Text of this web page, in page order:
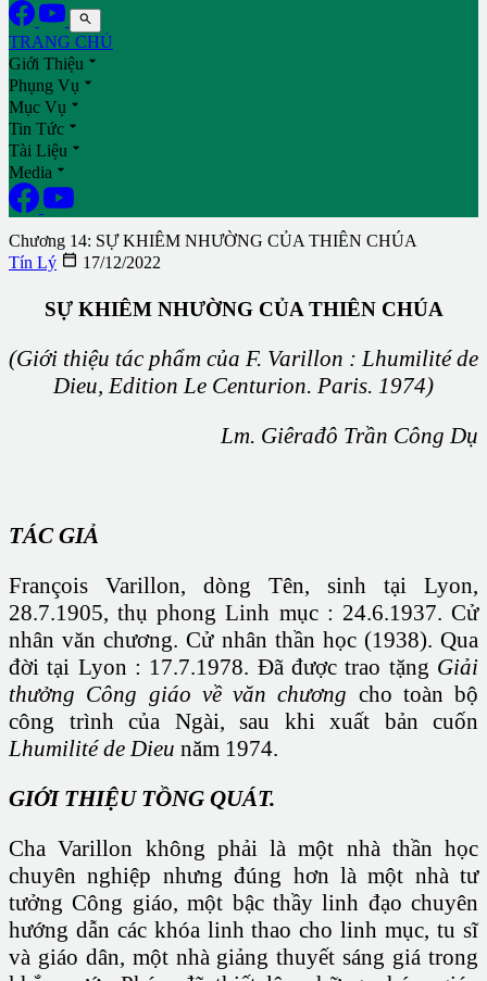

TRANG CHỦ
Giới Thiệu 
Phụng Vụ 
Mục Vụ 
Tin Tức 
Tài Liệu 
Media 
Chương 14: SỰ KHIÊM NHƯỜNG CỦA THIÊN CHÚA
Tín Lý  17/12/2022
SỰ KHIÊM NHƯỜNG CỦA THIÊN CHÚA
(Giới thiệu tác phẩm của F. Varillon : Lhumilité de
Dieu, Edition Le Centurion. Paris. 1974)
Lm. Giêrađô Trần Công Dụ
TÁC GIẢ
François Varillon, dòng Tên, sinh tại Lyon,
28.7.1905, thụ phong Linh mục : 24.6.1937. Cử
nhân văn chương. Cử nhân thần học (1938). Qua
đời tại Lyon : 17.7.1978. Đã được trao tặng Giải
thưởng Công giáo về văn chương cho toàn bộ
công trình của Ngài, sau khi xuất bản cuốn
Lhumilité de Dieu năm 1974.
GIỚI THIỆU TỒNG QUÁT.
Cha Varillon không phải là một nhà thần học
chuyên nghiệp nhưng đúng hơn là một nhà tư
tưởng Công giáo, một bậc thầy linh đạo chuyên
hướng dẫn các khóa linh thao cho linh mục, tu sĩ
và giáo dân, một nhà giảng thuyết sáng giá trong